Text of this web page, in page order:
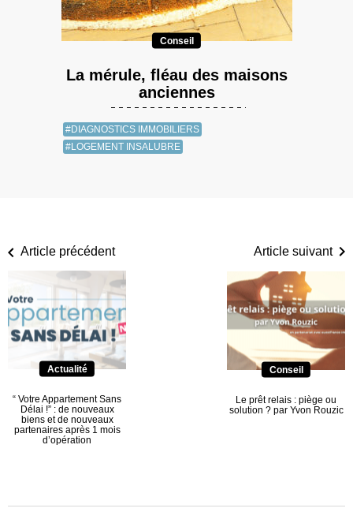
Conseil
La mérule, fléau des maisons
anciennes
#DIAGNOSTICS IMMOBILIERS
#LOGEMENT INSALUBRE
Article précédent
Actualité
“ Votre Appartement Sans
Délai !” : de nouveaux
biens et de nouveaux
partenaires après 1 mois
d’opération
Article suivant
Conseil
Le prêt relais : piège ou
solution ? par Yvon Rouzic